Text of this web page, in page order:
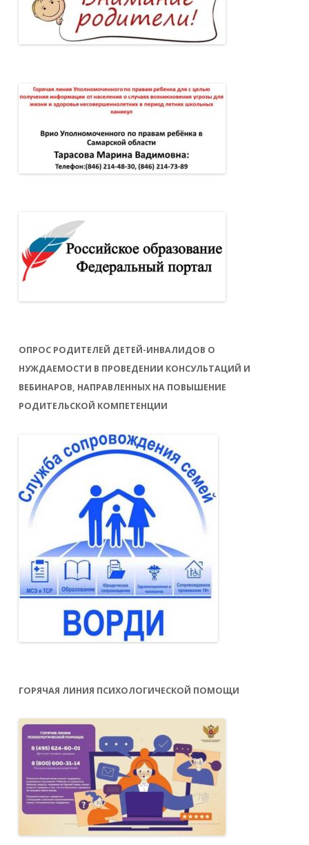
ОПРОС РОДИТЕЛЕЙ ДЕТЕЙ-ИНВАЛИДОВ О
НУЖДАЕМОСТИ В ПРОВЕДЕНИИ КОНСУЛЬТАЦИЙ И
ВЕБИНАРОВ, НАПРАВЛЕННЫХ НА ПОВЫШЕНИЕ
РОДИТЕЛЬСКОЙ КОМПЕТЕНЦИИ
ГОРЯЧАЯ ЛИНИЯ ПСИХОЛОГИЧЕСКОЙ ПОМОЩИ